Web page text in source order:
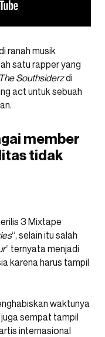
ranah musik
satu rapper yang
The Southsiderzdi
act untuk sebuah
member
tidak
3 Mixtape
“, selain itu salah
” ternyata menjadi
karena harus tampil
waktunya
sempat tampil
internasional